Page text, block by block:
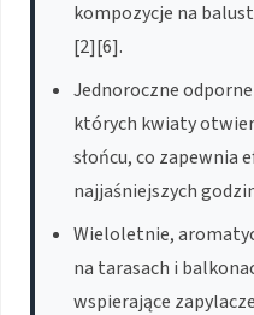
kompozycje na
[2][6].
Jednoroczne
których kwiaty
słońcu, co zapewnia
najjaśniejszych
Wieloletnie,
na tarasach i
wspierające